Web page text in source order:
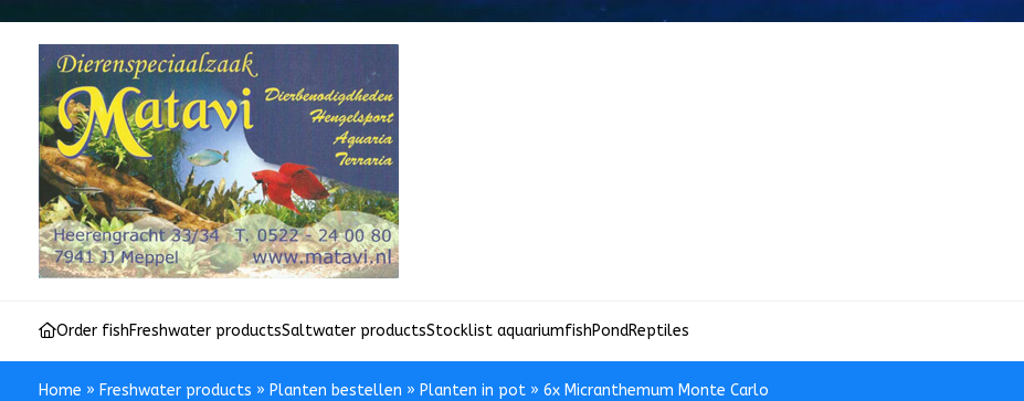
Order fishFreshwater productsSaltwater productsStocklist aquariumfishPondReptiles
Home » Freshwater products » Planten bestellen » Planten in pot » 6x Micranthemum Monte Carlo